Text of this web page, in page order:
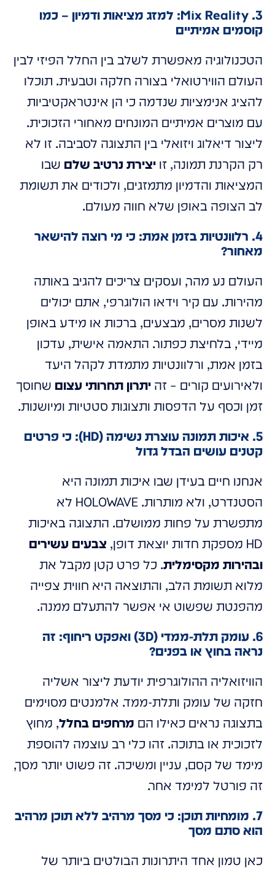
3. Mix Reality: למזג מציאות ודמיון – כמו
קוסמים אמיתיים
הטכנולוגיה מאפשרת לשלב בין החלל הפיזי לבין
העולם הווירטואלי בצורה חלקה וטבעית. תוכלו
להציג אנימציות שנדמה כי הן אינטראקטיביות
עם מוצרים אמיתיים המונחים מאחורי הזכוכית.
ליצור דיאלוג ויזואלי בין התצוגה לסביבה. זו לא
רק הקרנת תמונה, זו יצירת נרטיב שלם שבו
המציאות והדמיון מתמזגים, ולכודים את תשומת
לב הצופה באופן שלא חווה מעולם.
4. רלוונטיות בזמן אמת: כי מי רוצה להישאר
מאחור?
העולם נע מהר, ועסקים צריכים להגיב באותה
מהירות. עם קיר וידאו הולוגרפי, אתם יכולים
לשנות מסרים, מבצעים, ברכות או מידע באופן
מיידי, בלחיצת כפתור. התאמה אישית, עדכון
בזמן אמת, ורלוונטיות מתמדת לקהל היעד
ולאירועים קורים – זה יתרון תחרותי עצום שחוסך
זמן וכסף על הדפסות ותצוגות סטטיות ומיושנות.
5. איכות תמונה עוצרת נשימה (HD): כי פרטים
קטנים עושים הבדל גדול
אנחנו חיים בעידן שבו איכות תמונה היא
הסטנדרט, ולא מותרות. HOLOWAVE לא
מתפשרת על פחות ממושלם. התצוגה באיכות
HD מספקת חדות יוצאת דופן,
צבעים עשירים
ובהירות מקסימלית. כל פרט קטן מקבל את
מלוא תשומת הלב, והתוצאה היא חווית צפייה
מהפנטת שפשוט אי אפשר להתעלם ממנה.
6. עומק תלת-ממדי (3D) ואפקט ריחוף: זה
נראה בחוץ או בפנים?
הוויזואליה ההולוגרפית יודעת ליצור אשליה
חזקה של עומק ותלת-ממד. אלמנטים מסוימים
בתצוגה נראים כאילו הם מרחפים בחלל, מחוץ
לזכוכית או בתוכה. זהו כלי רב עוצמה להוספת
מימד של קסם, עניין ומשיכה. זה פשוט יותר מסך,
זה פורטל למימד אחר.
7. מומחיות תוכן: כי מסך מרהיב ללא תוכן מרהיב
הוא סתם מסך
כאן טמון אחד היתרונות הבולטים ביותר של